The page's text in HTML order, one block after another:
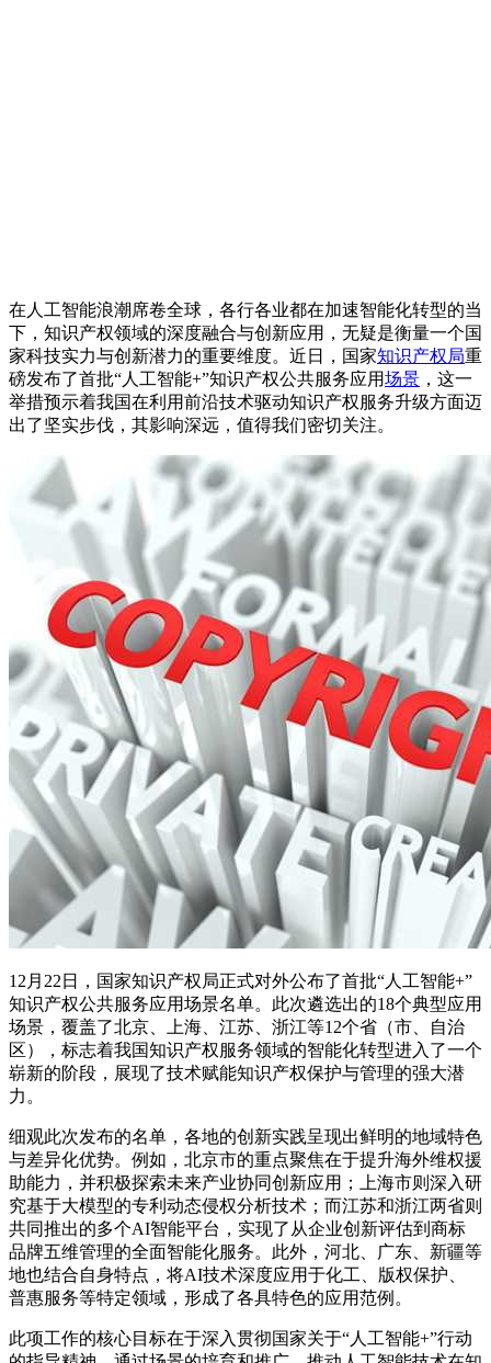
在人工智能浪潮席卷全球，各行各业都在加速智能化转型的当
下，知识产权领域的深度融合与创新应用，无疑是衡量一个国
家科技实力与创新潜力的重要维度。近日，国家知识产权局重
磅发布了首批“人工智能+”知识产权公共服务应用场景 ，这一
举措预示着我国在利用前沿技术驱动知识产权服务升级方面迈
出了坚实步伐，其影响深远，值得我们密切关注。
12月22日，国家知识产权局正式对外公布了首批“人工智能+”
知识产权公共服务应用场景名单。此次遴选出的18个典型应用
场景，覆盖了北京、上海、江苏、浙江等12个省（市、自治
区），标志着我国知识产权服务领域的智能化转型进入了一个
崭新的阶段，展现了技术赋能知识产权保护与管理的强大潜
力。
细观此次发布的名单，各地的创新实践呈现出鲜明的地域特色
与差异化优势。例如，北京市的重点聚焦在于提升海外维权援
助能力，并积极探索未来产业协同创新应用；上海市则深入研
究基于大模型的专利动态侵权分析技术；而江苏和浙江两省则
共同推出的多个AI智能平台，实现了从企业创新评估到商标
品牌五维管理的全面智能化服务。此外，河北、广东、新疆等
地也结合自身特点，将AI技术深度应用于化工、版权保护、
普惠服务等特定领域，形成了各具特色的应用范例。
此项工作的核心目标在于深入贯彻国家关于“人工智能+”行动